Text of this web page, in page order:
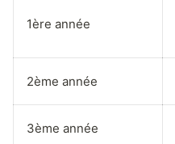
1ère année
2ème année
3ème année